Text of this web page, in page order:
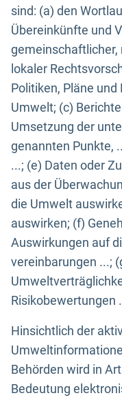
sind: (a) den
Übereinkünfte und
gemeinschaftlicher,
lokaler
Politiken, Pläne
Umwelt; (c)
Umsetzung der
genannten Punkte,
...; (e) Daten oder
aus der
die Umwelt
auswirken; (f)
Auswirkungen auf
vereinbarungen ...;
Risikobewertungen
Hinsichtlich der
Behörden wird in
Bedeutung